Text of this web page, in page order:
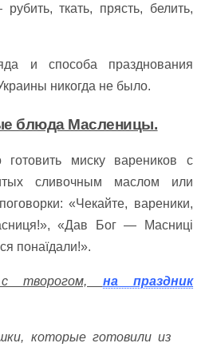
ткать, прясть, белить,
и способа празднования
никогда не было.
блюда Масленицы.
готовить миску вареников с
сливочным маслом или
«Чекайте, вареники,
«Дав Бог — Масниці
понаїдали!».
с творогом, на праздник
которые готовили из